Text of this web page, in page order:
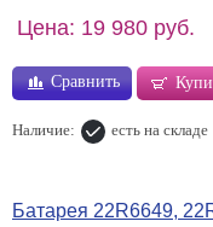
Цена: 19 980 руб.
Сравнить
Наличие: есть на складе
Батарея 22R6649,